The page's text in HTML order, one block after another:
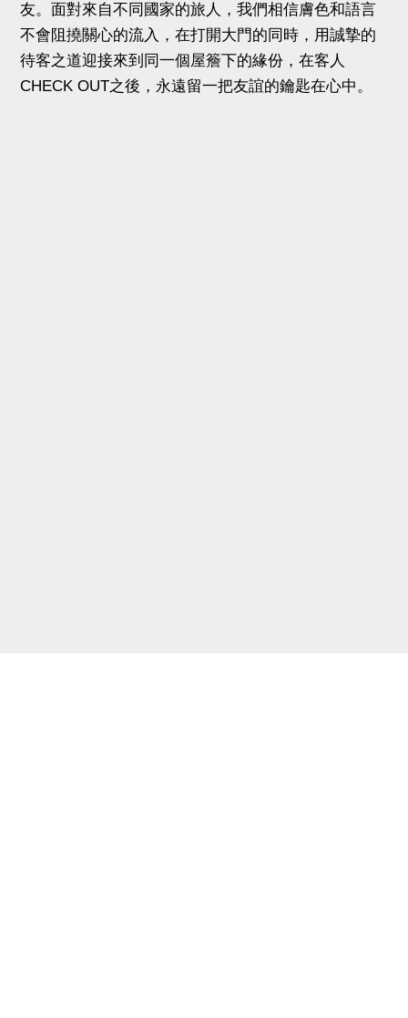
友。面對來自不同國家的旅人，我們相信膚色和語言
不會阻撓關心的流入，在打開大門的同時，用誠摯的
待客之道迎接來到同一個屋簷下的緣份，在客人
CHECK OUT之後，永遠留一把友誼的鑰匙在心中。